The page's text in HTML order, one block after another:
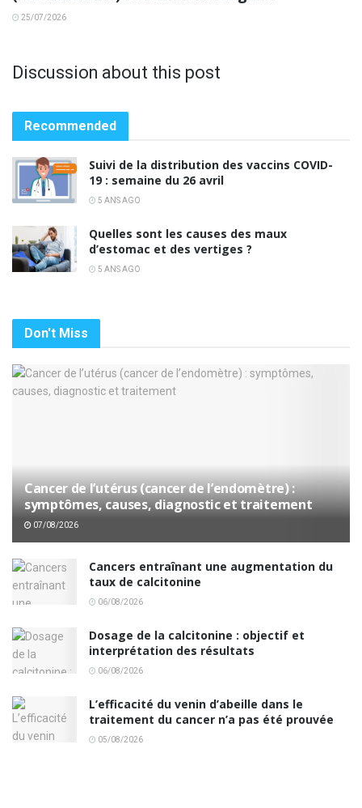
25/07/2026
Discussion about this post
Recommended
Suivi de la distribution des vaccins COVID-
19 : semaine du 26 avril
5 ANS AGO
Quelles sont les causes des maux
d’estomac et des vertiges ?
5 ANS AGO
Don't Miss
Cancer de l’utérus (cancer de l’endomètre) :
symptômes, causes, diagnostic et traitement
07/08/2026
Cancers entraînant une augmentation du
taux de calcitonine
06/08/2026
Dosage de la calcitonine : objectif et
interprétation des résultats
06/08/2026
L’efficacité du venin d’abeille dans le
traitement du cancer n’a pas été prouvée
05/08/2026